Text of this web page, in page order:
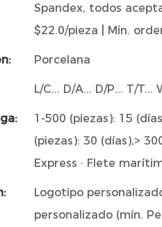
Spandex, todos
$22.0/pieza | Mín.
Porcelana
L/C... D/A... D/P... T/
1-500 (piezas): 15
(piezas): 30 (días),>
Express · Flete
Logotipo
personalizado (mín.